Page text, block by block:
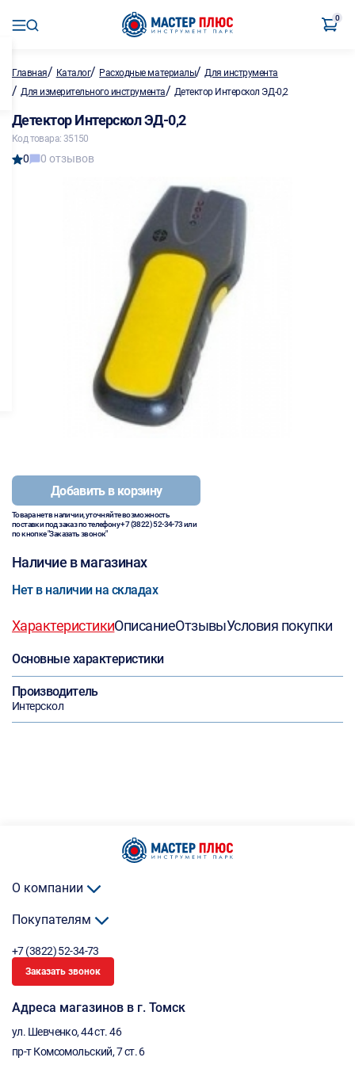
0
Главная/ Каталог/ Расходные материалы/Для инструмента
/ Для измерительного инструмента/ Детектор Интерскол ЭД-0,2
Детектор Интерскол ЭД-0,2
Код товара: 35150
0 0 отзывов
Добавить в корзину
Товара нет в наличии, уточняйте возможность
поставки под заказ по телефону+7 (3822) 52-34-73или
по кнопке "Заказать звонок"
Наличие в магазинах
Нет в наличии на складах
ХарактеристикиОписаниеОтзывыУсловия покупки
Основные характеристики
Производитель
Интерскол
О компании
Покупателям
+7 (3822) 52-34-73
Заказать звонок
Адреса магазинов в г. Томск
ул. Шевченко, 44 ст. 46
пр-т Комсомольский, 7 ст. 6